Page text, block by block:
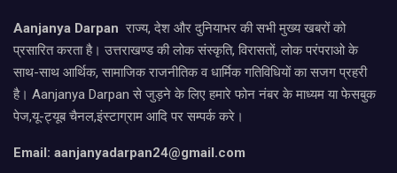
Aanjanya Darpan राज्य, देश और दुनियाभर की सभी मुख्य खबरों को
प्रसारित करता है। उत्तराखण्ड की लोक संस्कृति, विरासतों, लोक परंपराओ के
साथ-साथ आर्थिक, सामाजिक राजनीतिक व धार्मिक गतिविधियों का सजग प्रहरी
है। Aanjanya Darpan से जुड़ने के लिए हमारे फोन नंबर के माध्यम या फेसबुक
पेज,यू-ट्यूब चैनल,इंस्टाग्राम आदि पर सम्पर्क करे।
Email: aanjanyadarpan24@gmail.com